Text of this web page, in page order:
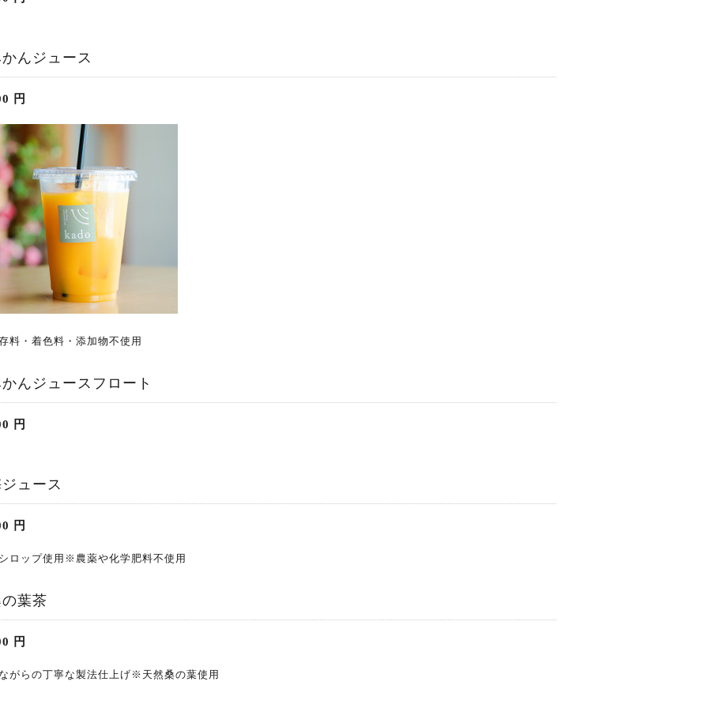
んジュース
円
料・着色料・添加物不使用
んジュースフロート
円
ュース
円
ロップ使用※農薬や化学肥料不使用
葉茶
円
がらの丁寧な製法仕上げ※天然桑の葉使用